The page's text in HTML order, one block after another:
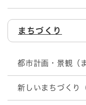
まちづくり
都市計画・景観（
新しいまちづくり